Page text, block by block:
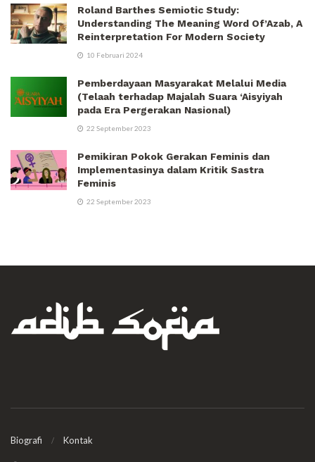
Roland Barthes Semiotic Study:
Understanding The Meaning Word Of’Azab, A
Reinterpretation For Modern Society
10 Februari 2024
Pemberdayaan Masyarakat Melalui Media
(Telaah terhadap Majalah Suara ‘Aisyiyah
pada Era Pergerakan Nasional)
22 September 2023
Pemikiran Pokok Gerakan Feminis dan
Implementasinya dalam Kritik Sastra
Feminis
22 September 2023
Biografi Kontak